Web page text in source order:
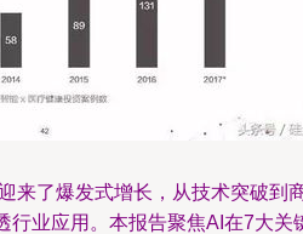
来了爆发式增长，从技术突破到
行业应用。本报告聚焦AI在7大关